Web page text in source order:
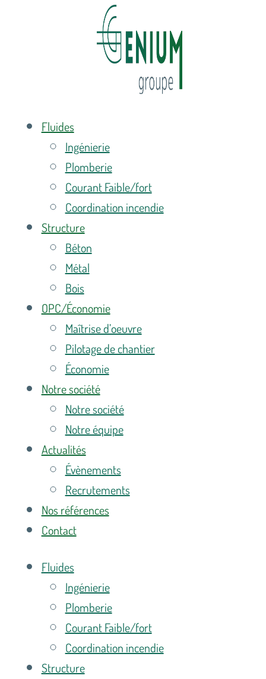
Fluides
Ingénierie
Plomberie
Courant Faible/fort
Coordination incendie
Structure
Béton
Métal
Bois
OPC/Économie
Maîtrise d’oeuvre
Pilotage de chantier
Économie
Notre société
Notre société
Notre équipe
Actualités
Évènements
Recrutements
Nos références
Contact
Fluides
Ingénierie
Plomberie
Courant Faible/fort
Coordination incendie
Structure